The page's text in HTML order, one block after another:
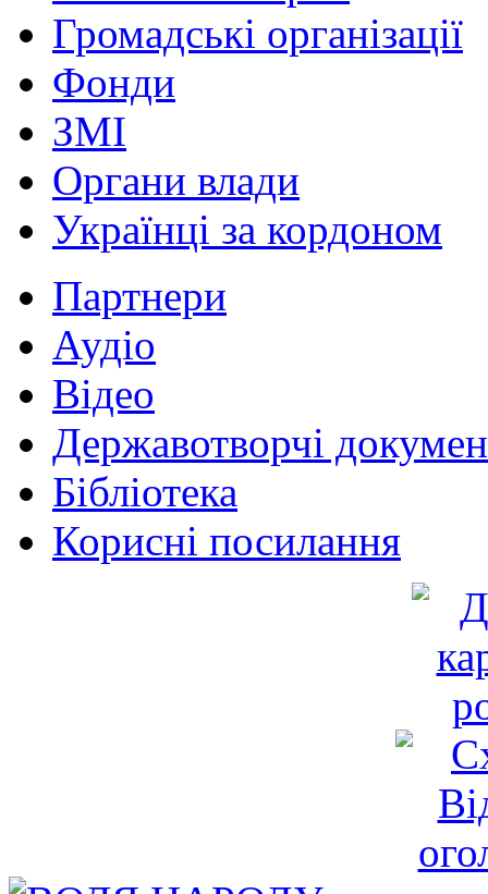
Громадські організації
Фонди
ЗМІ
Органи влади
Українці за кордоном
Партнери
Аудіо
Відео
Державотворчі
Бібліотека
Корисні посилання